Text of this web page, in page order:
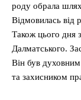
роду обрала
Відмовилась від
Також цього дня
Далматського.
Він був духовним
та захисником